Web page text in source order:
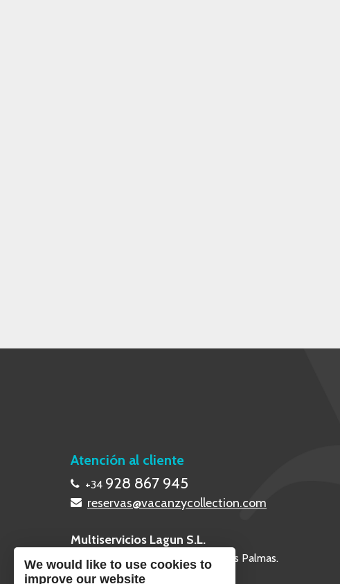
Atención al cliente
+34 928 867 945
reservas@vacanzycollection.com
Multiservicios Lagun S.L.
Calle Poril 2, 35660 - Corralejo, Las Palmas.
We would like to use cookies to
improve our website